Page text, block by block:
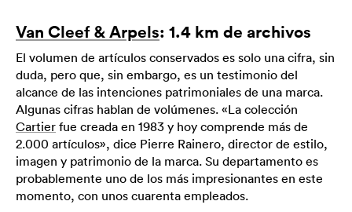
Van Cleef & Arpels: 1.4 km de archivos
El volumen de artículos conservados es solo una cifra, sin
duda, pero que, sin embargo, es un testimonio del
alcance de las intenciones patrimoniales de una marca.
Algunas cifras hablan de volúmenes. «La colección
Cartier fue creada en 1983 y hoy comprende más de
2.000 artículos», dice Pierre Rainero, director de estilo,
imagen y patrimonio de la marca. Su departamento es
probablemente uno de los más impresionantes en este
momento, con unos cuarenta empleados.